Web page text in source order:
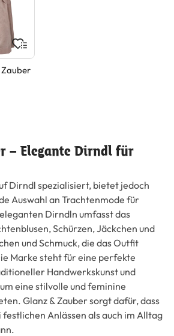
Zauber
– Elegante Dirndl für
Dirndl spezialisiert, bietet jedoch
Auswahl an Trachtenmode für
Dirndln umfasst das
Schürzen, Jäckchen und
und Schmuck, die das Outfit
Marke steht für eine perfekte
Handwerkskunst und
eine stilvolle und feminine
Glanz & Zauber sorgt dafür, dass
festlichen Anlässen als auch im Alltag